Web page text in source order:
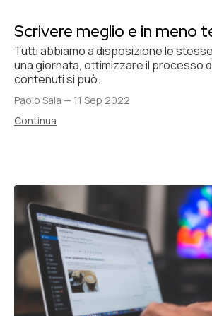
Scrivere meglio e in meno
Tutti abbiamo a disposizione le
una giornata, ottimizzare il processo
contenuti si può.
Paolo Sala — 11 Sep 2022
Continua